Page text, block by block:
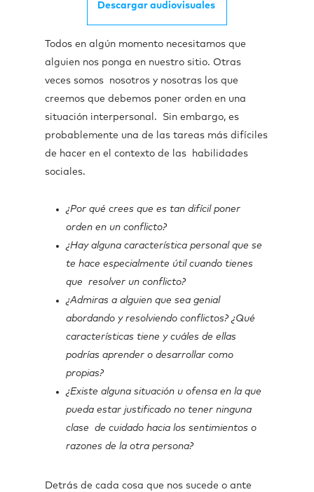
Descargar audiovisuales
Todos en algún momento necesitamos que
alguien nos ponga en nuestro sitio. Otras
veces somos nosotros y nosotras los que
creemos que debemos poner orden en una
situación interpersonal. Sin embargo, es
probablemente una de las tareas más difíciles
de hacer en el contexto de las habilidades
sociales.
¿Por qué crees que es tan difícil poner
orden en un conflicto?
¿Hay alguna característica personal que se
te hace especialmente útil cuando tienes
que resolver un conflicto?
¿Admiras a alguien que sea genial
abordando y resolviendo conflictos? ¿Qué
características tiene y cuáles de ellas
podrías aprender o desarrollar como
propias?
¿Existe alguna situación u ofensa en la que
pueda estar justificado no tener ninguna
clase de cuidado hacia los sentimientos o
razones de la otra persona?
Detrás de cada cosa que nos sucede o ante